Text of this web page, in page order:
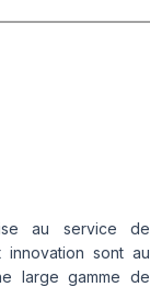
au service de
innovation sont au
large gamme de